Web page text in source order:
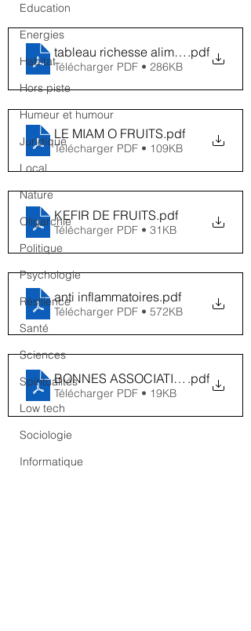
Education
Energies
Habitat
Hors piste
Humeur et humour
Juridique
Local
Nature
Oligarchie
Politique
Psychologie
Résilience
Santé
Sciences
Spiritualités
Low tech
Sociologie
Informatique
tableau richesse aliments en
.pdf
Télécharger PDF • 286KB
LE MIAM O FRUITS.pdf
Télécharger PDF • 109KB
KEFIR DE FRUITS.pdf
Télécharger PDF • 31KB
anti inflammatoires.pdf
Télécharger PDF • 572KB
BONNES ASSOCIATIONS.pdf
Télécharger PDF • 19KB